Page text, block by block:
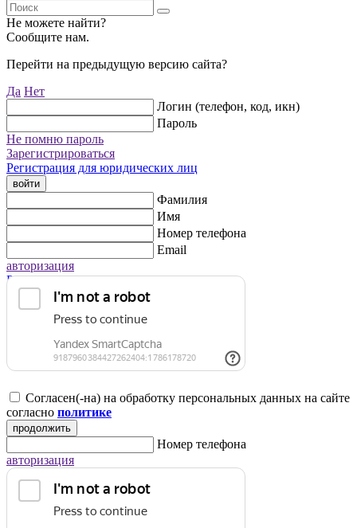
Не можете найти?
Сообщите нам.
Перейти на предыдущую версию сайта?
Да Нет
Логин (телефон, код, икн)
Пароль
Не помню пароль
Зарегистрироваться
Регистрация для юридических лиц
войти
Фамилия
Имя
Номер телефона
Email
авторизация
Регистрация для юридических лиц
Согласен(-на) на обработку персональных данных на сайте
согласно политике
продолжить
Номер телефона
авторизация